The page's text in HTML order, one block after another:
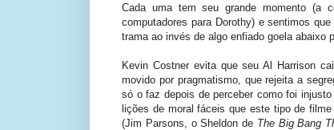
Cada uma tem seu grande momento (a
computadores para Dorothy) e sentimos
trama ao invés de algo enfiado goela abaixo
Kevin Costner evita que seu Al Harrison
movido por pragmatismo, que rejeita a
só o faz depois de perceber como foi
lições de moral fáceis que este tipo de
(Jim Parsons, o Sheldon de The Big Bang